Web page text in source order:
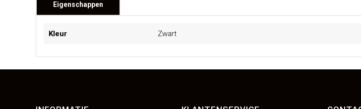
Eigenschappen
informatie
Kleur Zwart